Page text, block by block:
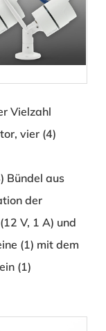
Vielzahl
vier (4)
Bündel aus
der
V, 1 A) und
(1) mit dem
(1)